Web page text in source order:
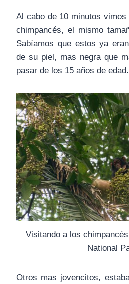
Al cabo de 10 minutos vimos
chimpancés, el mismo
Sabíamos que estos ya
de su piel, mas negra que
pasar de los 15 años de edad.
Visitando a los
National
Otros mas jovencitos,